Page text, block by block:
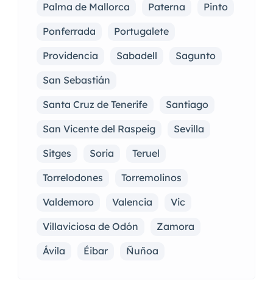
Palma de Mallorca
Paterna
Pinto
Ponferrada
Portugalete
Providencia
Sabadell
Sagunto
San Sebastián
Santa Cruz de Tenerife
Santiago
San Vicente del Raspeig
Sevilla
Sitges
Soria
Teruel
Torrelodones
Torremolinos
Valdemoro
Valencia
Vic
Villaviciosa de Odón
Zamora
Ávila
Éibar Ñuñoa